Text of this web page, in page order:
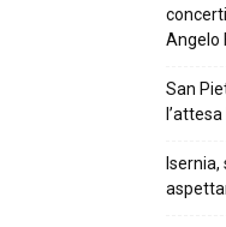
Angelo
San